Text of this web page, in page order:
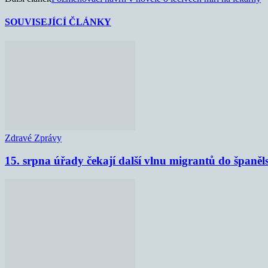
SOUVISEJÍCÍ ČLÁNKY
Zdravé Zprávy
15. srpna úřady čekají další vlnu migrantů do